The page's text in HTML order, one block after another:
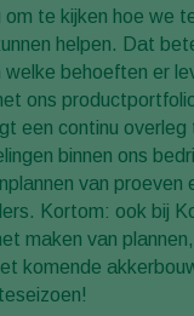
om te kijken hoe we
helpen. Dat
behoeften er
ons
een continu overleg
binnen ons
van proeven
Kortom: ook bij
maken van
komende